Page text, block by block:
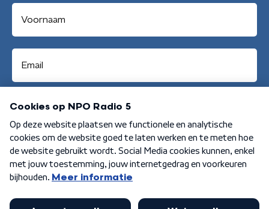
Aanmelden
Algemene voorwaarden